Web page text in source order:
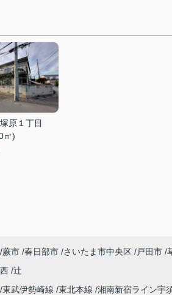
原１丁目
㎡)
蕨市 春日部市 さいたま市中央区 戸田市
辻
東武伊勢崎線 東北本線 湘南新宿ライン宇